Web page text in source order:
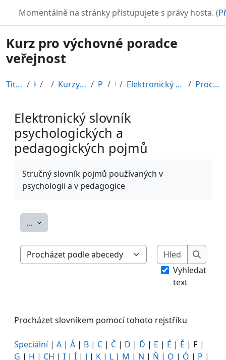
TURBO
Momentálně na stránky přistupujete s právy hosta. (
Kurz pro výchovné poradce
veřejnost
Titulní stránka Kurzy CDV Kurzy připravené v rámci ESF POR12_1 Úvod Elektronický slovník psychologických a pedagogický... Procházet podle abecedy
Elektronický slovník
psychologických a
pedagogických pojmů
Stručný slovník pojmů používaných v
psychologii a v pedagogice
... Exportovat položky
Procházet slovníkem pomocí tohoto rejstříku
Hledat
Hledat
Vyhledat
text
Procházet slovníkem pomocí tohoto rejstříku
Speciální| A | Á | B | C | Č | D | Ď | E | É | Ě | F |
G | H | CH | I | Í | J | K | L | M | N | Ň | O | Ó | P |